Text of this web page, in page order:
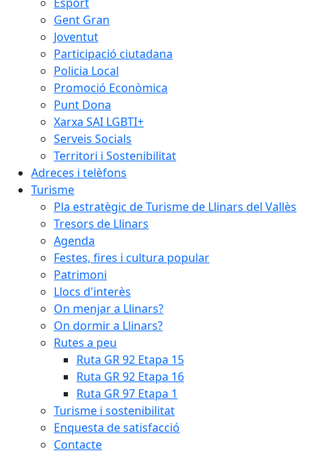
Gent Gran
Joventut
Participació ciutadana
Policia Local
Promoció Econòmica
Punt Dona
Xarxa SAI LGBTI+
Serveis Socials
Territori i Sostenibilitat
Adreces i telèfons
Turisme
Pla estratègic de Turisme de Llinars del Vallès
Tresors de Llinars
Agenda
Festes, fires i cultura popular
Patrimoni
Llocs d'interès
On menjar a Llinars?
On dormir a Llinars?
Rutes a peu
Ruta GR 92 Etapa 15
Ruta GR 92 Etapa 16
Ruta GR 97 Etapa 1
Turisme i sostenibilitat
Enquesta de satisfacció
Contacte